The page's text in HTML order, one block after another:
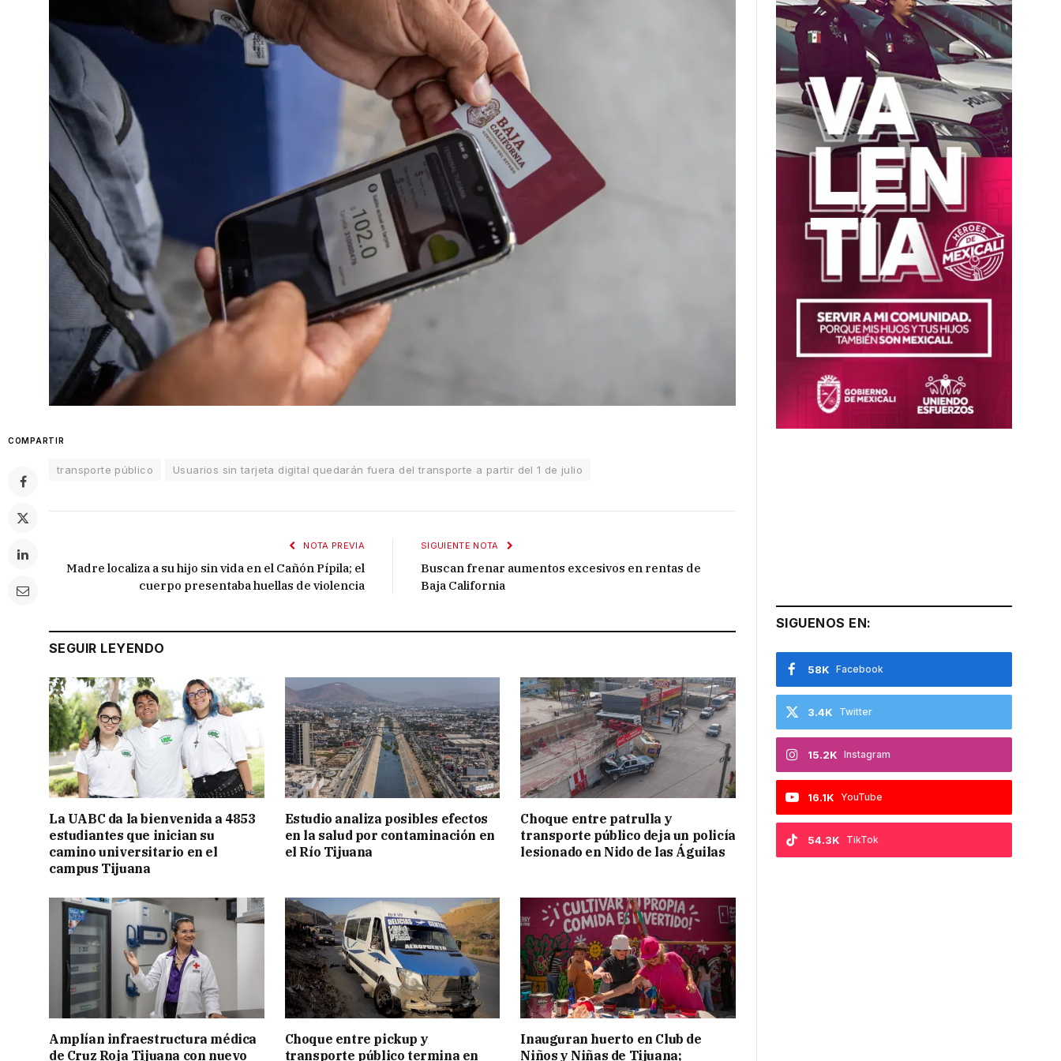
COMPARTIR
transporte público Usuarios sin tarjeta digital quedarán fuera del transporte a partir del 1 de julio
NOTA PREVIA
Madre localiza a su hijo sin vida en el Cañón Pípila; el
cuerpo presentaba huellas de violencia
SIGUIENTE NOTA
Buscan frenar aumentos excesivos en rentas de
Baja California
SEGUIR LEYENDO
La UABC da la bienvenida a 4853
estudiantes que inician su
camino universitario en el
campus Tijuana
Estudio analiza posibles efectos
en la salud por contaminación en
el Río Tijuana
Choque entre patrulla y
transporte público deja un policía
lesionado en Nido de las Águilas
Amplían infraestructura médica
de Cruz Roja Tijuana con nuevo
Choque entre pickup y
transporte público termina en
Inauguran huerto en Club de
Niños y Niñas de Tijuana;
SIGUENOS EN:
Facebook
58K
Twitter
3.4K
Instagram
15.2K
YouTube
16.1K
TikTok
54.3K